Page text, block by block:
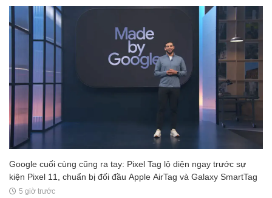
Google cuối cùng cũng ra tay: Pixel Tag lộ diện ngay trước sự
kiện Pixel 11, chuẩn bị đối đầu Apple AirTag và Galaxy SmartTag
5 giờ trước